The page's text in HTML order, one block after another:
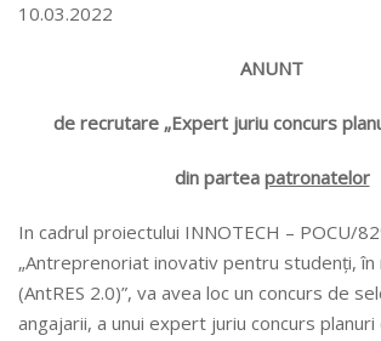
10.03.2022
ANUNT
de recrutare „Expert juriu concurs
din partea patronatelor
In cadrul proiectului INNOTECH – POCU/
„Antreprenoriat inovativ pentru studenți, în
(AntRES 2.0)”, va avea loc un concurs de
angajarii, a unui expert juriu concurs planuri